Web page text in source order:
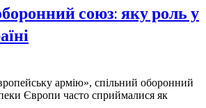
союз: яку роль у
армію», спільний оборонний
Європи часто сприймалися як